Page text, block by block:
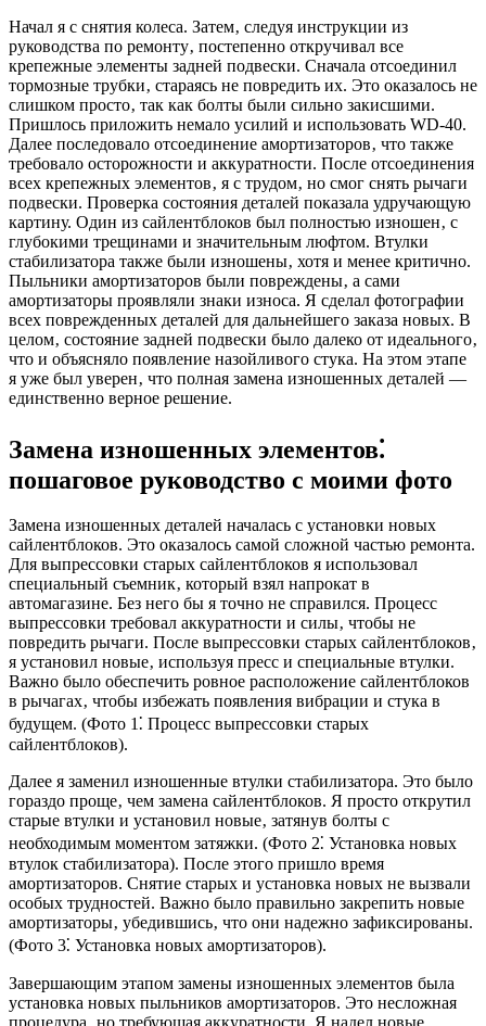
Начал я с снятия колеса. Затем‚ следуя инструкции из
руководства по ремонту‚ постепенно откручивал все
крепежные элементы задней подвески. Сначала отсоединил
тормозные трубки‚ стараясь не повредить их. Это оказалось не
слишком просто‚ так как болты были сильно закисшими.
Пришлось приложить немало усилий и использовать WD-40.
Далее последовало отсоединение амортизаторов‚ что также
требовало осторожности и аккуратности. После отсоединения
всех крепежных элементов‚ я с трудом‚ но смог снять рычаги
подвески. Проверка состояния деталей показала удручающую
картину. Один из сайлентблоков был полностью изношен‚ с
глубокими трещинами и значительным люфтом. Втулки
стабилизатора также были изношены‚ хотя и менее критично.
Пыльники амортизаторов были повреждены‚ а сами
амортизаторы проявляли знаки износа. Я сделал фотографии
всех поврежденных деталей для дальнейшего заказа новых. В
целом‚ состояние задней подвески было далеко от идеального‚
что и объясняло появление назойливого стука. На этом этапе
я уже был уверен‚ что полная замена изношенных деталей —
единственно верное решение.
Замена изношенных элементов⁚
пошаговое руководство с моими фото
Замена изношенных деталей началась с установки новых
сайлентблоков. Это оказалось самой сложной частью ремонта.
Для выпрессовки старых сайлентблоков я использовал
специальный съемник‚ который взял напрокат в
автомагазине. Без него бы я точно не справился. Процесс
выпрессовки требовал аккуратности и силы‚ чтобы не
повредить рычаги. После выпрессовки старых сайлентблоков‚
я установил новые‚ используя пресс и специальные втулки.
Важно было обеспечить ровное расположение сайлентблоков
в рычагах‚ чтобы избежать появления вибрации и стука в
будущем. (Фото 1⁚ Процесс выпрессовки старых
сайлентблоков).
Далее я заменил изношенные втулки стабилизатора. Это было
гораздо проще‚ чем замена сайлентблоков. Я просто открутил
старые втулки и установил новые‚ затянув болты с
необходимым моментом затяжки. (Фото 2⁚ Установка новых
втулок стабилизатора). После этого пришло время
амортизаторов. Снятие старых и установка новых не вызвали
особых трудностей. Важно было правильно закрепить новые
амортизаторы‚ убедившись‚ что они надежно зафиксированы.
(Фото 3⁚ Установка новых амортизаторов).
Завершающим этапом замены изношенных элементов была
установка новых пыльников амортизаторов. Это несложная